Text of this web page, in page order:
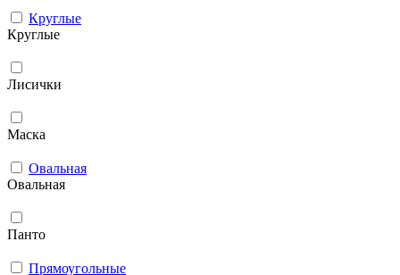
Круглые
Круглые
Лисички
Маска
Овальная
Овальная
Панто
Прямоугольные